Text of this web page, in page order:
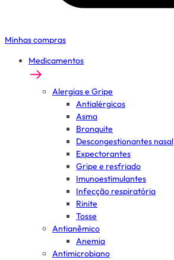
Minhas compras
Medicamentos
Alergias e Gripe
Antialérgicos
Asma
Bronquite
Descongestionantes nasal
Expectorantes
Gripe e resfriado
Imunoestimulantes
Infecção respiratória
Rinite
Tosse
Antianêmico
Anemia
Antimicrobiano